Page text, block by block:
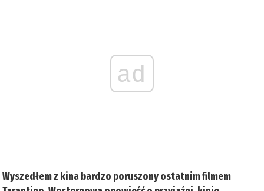
ad
Wyszedłem z kina bardzo poruszony ostatnim filmem